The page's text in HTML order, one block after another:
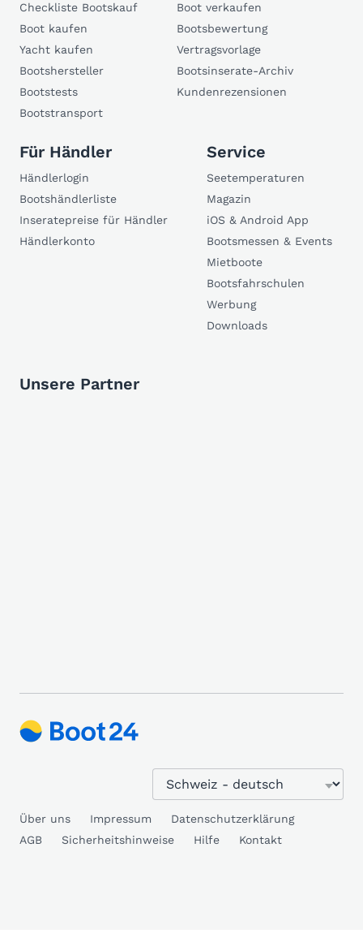
Checkliste Bootskauf
Boot kaufen
Yacht kaufen
Bootshersteller
Bootstests
Bootstransport
Boot verkaufen
Bootsbewertung
Vertragsvorlage
Bootsinserate-Archiv
Kundenrezensionen
Für Händler
Händlerlogin
Bootshändlerliste
Inseratepreise für Händler
Händlerkonto
Service
Seetemperaturen
Magazin
iOS & Android App
Bootsmessen & Events
Mietboote
Bootsfahrschulen
Werbung
Downloads
Unsere Partner
Über uns Impressum
Datenschutzerklärung
AGB
Sicherheitshinweise Hilfe Kontakt